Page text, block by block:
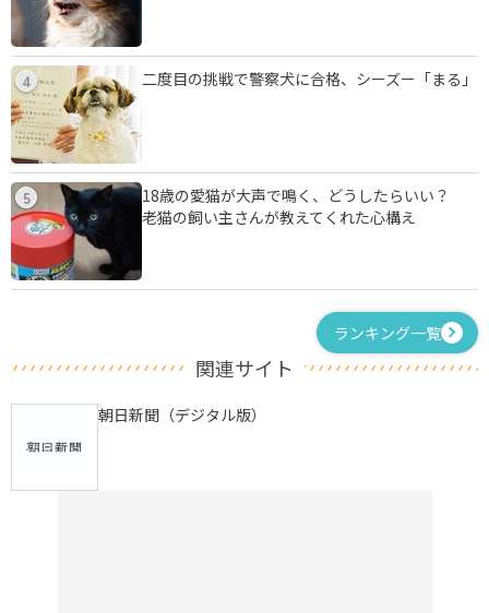
4 二度目の挑戦で警察犬に合格、シーズー「まる」
5
18歳の愛猫が大声で鳴く、どうしたらいい？
老猫の飼い主さんが教えてくれた心構え
ランキング一覧
関連サイト
朝日新聞（デジタル版）